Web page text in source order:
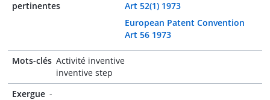
pertinentes
Art 52(1) 1973
European Patent Convention
Art 56 1973
Mots-clés Activité inventive
inventive step
Exergue -